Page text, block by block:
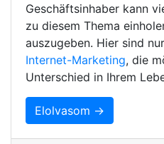
Geschäftsinhaber kann
zu diesem Thema
auszugeben. Hier sind
Internet-Marketing, die
Unterschied in Ihrem
Elolvasom →